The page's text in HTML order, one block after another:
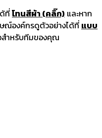
ที่โทนสีผ้า (คลิ๊ก) และหาก
ษณ์องค์กรดูตัวอย่างได้ที่ แบบ
สำหรับทีมของคุณ